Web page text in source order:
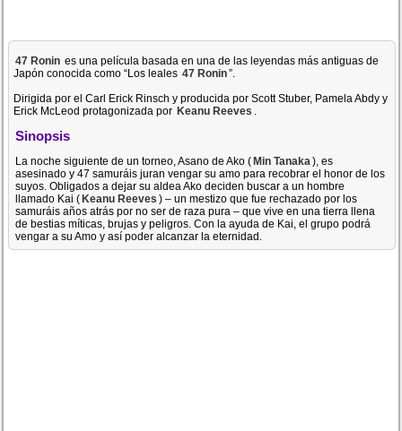
47 Ronin es una película basada en una de las leyendas más antiguas de
Japón conocida como “Los leales 47 Ronin”.
Dirigida por el Carl Erick Rinsch y producida por Scott Stuber, Pamela Abdy y
Erick McLeod protagonizada por Keanu Reeves .
Sinopsis
La noche siguiente de un torneo, Asano de Ako (Min Tanaka), es
asesinado y 47 samuráis juran vengar su amo para recobrar el honor de los
suyos. Obligados a dejar su aldea Ako deciden buscar a un hombre
llamado Kai (Keanu Reeves ) – un mestizo que fue rechazado por los
samuráis años atrás por no ser de raza pura – que vive en una tierra llena
de bestias míticas, brujas y peligros. Con la ayuda de Kai, el grupo podrá
vengar a su Amo y así poder alcanzar la eternidad.